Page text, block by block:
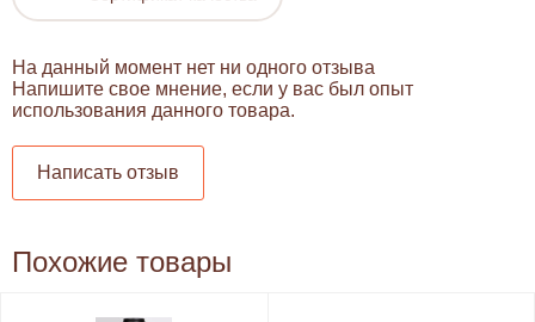
На данный момент нет ни одного отзыва
Напишите свое мнение, если у вас был опыт
использования данного товара.
Написать отзыв
Похожие товары